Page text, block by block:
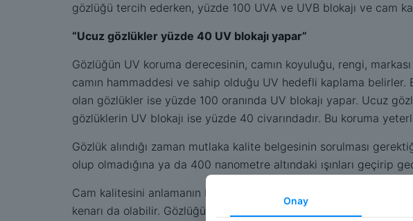
gözlüğü tercih ederken, yüzde 100 UVA ve UVB blokajı ve cam
“Ucuz gözlükler yüzde 40 UV blokajı yapar”
Gözlüğün UV koruma derecesinin, camın koyuluğu, rengi,
camın hammaddesi ve sahip olduğu UV hedefli kaplama
olan gözlükler ise yüzde 100 oranında UV blokajı yapar. Ucuz
gözlüklerin UV blokajı ise yüzde 40 civarındadır. Bu koruma
Gözlük alındığı zaman mutlaka kalite belgesinin sorulması
olup olmadığına ya da 400 nanometre altındaki ışınları geçirip
Cam kalitesini anlamanın bir başka yolunun ise gözlüğü
kenarı da olabilir. Gözlüğü hafifçe yukarı aşağı, sağa sola
Onay